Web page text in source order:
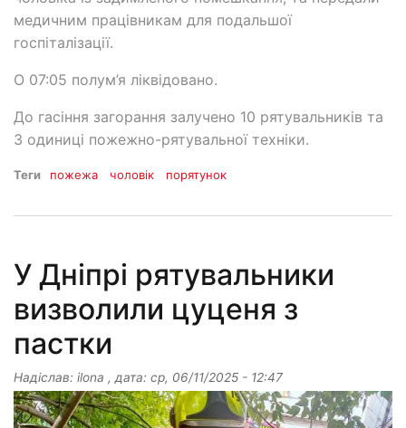
медичним працівникам для подальшої
госпіталізації.
О 07:05 полум’я ліквідовано.
До гасіння загорання залучено 10 рятувальників та
3 одиниці пожежно-рятувальної техніки.
Теги пожежа чоловік порятунок
У Дніпрі рятувальники
визволили цуценя з
пастки
Надіслав: ilona , дата: ср, 06/11/2025 - 12:47